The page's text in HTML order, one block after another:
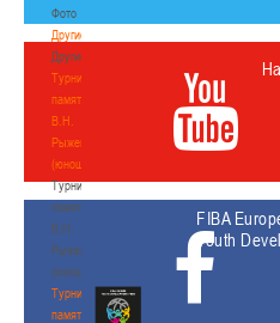
Фото
Другие
Другие
Турнир
памяти
В.Н.
Рыженкова
(юноши)
Турнир
памяти
В.Н.
Рыженкова
(юноши)
Турнир
памяти
FIBA
Youth